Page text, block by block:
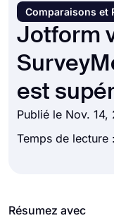
Modèles
Ressources
Tarification
Comparaisons et
Jotform
est
Publié le Nov.
Temps de lecture
Résumez avec